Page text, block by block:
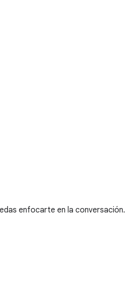
enfocarte en la conversación.